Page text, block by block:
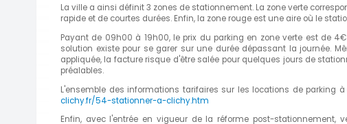
La ville a ainsi définit 3 zones de stationnement. La zone verte
rapide et de courtes durées. Enfin, la zone rouge est une aire où le
Payant de 09h00 à 19h00, le prix du parking en zone verte est de
solution existe pour se garer sur une durée dépassant la journée.
appliquée, la facture risque d'être salée pour quelques jours de
préalables.
L'ensemble des informations tarifaires sur les locations de parking
clichy.fr/54-stationner-a-clichy.htm
Enfin, avec l'entrée en vigueur de la réforme post-stationnement,